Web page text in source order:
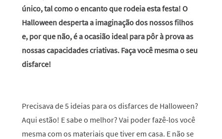
único, tal como o encanto que rodeia esta festa! O
Halloween desperta a imaginação dos nossos filhos
e, por que não, é a ocasião ideal para pôr à prova as
nossas capacidades criativas. Faça você mesma o seu
disfarce!
Precisava de 5 ideias para os disfarces de Halloween?
Aqui estão! E sabe o melhor? Vai poder fazê-los você
mesma com os materiais que tiver em casa. E não se